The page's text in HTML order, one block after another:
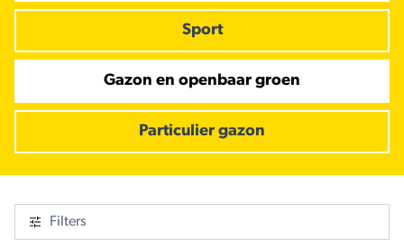
Sport
Gazon en openbaar groen
Particulier gazon
Filters